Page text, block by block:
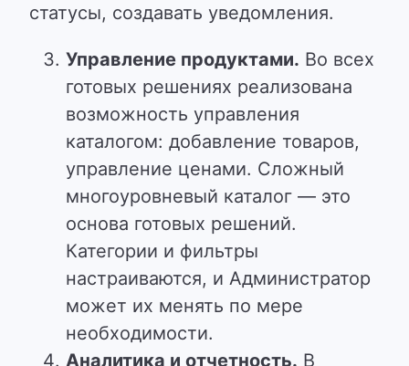
статусы, создавать уведомления.
Управление продуктами. Во всех
готовых решениях реализована
возможность управления
каталогом: добавление товаров,
управление ценами. Сложный
многоуровневый каталог — это
основа готовых решений.
Категории и фильтры
настраиваются, и Администратор
может их менять по мере
необходимости.
Аналитика и отчетность. В